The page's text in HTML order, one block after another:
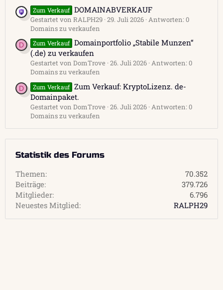
Zum Verkauf DOMAINABVERKAUF
Gestartet von RALPH29 29. Juli 2026 Antworten: 0
Domains zu verkaufen
D Zum Verkauf Domainportfolio „Stabile Munzen“
(.de) zu verkaufen
Gestartet von DomTrove 26. Juli 2026 Antworten: 0
Domains zu verkaufen
D Zum Verkauf Zum Verkauf: KryptoLizenz. de-
Domainpaket.
Gestartet von DomTrove 26. Juli 2026 Antworten: 0
Domains zu verkaufen
Statistik des Forums
Themen
70.352
Beiträge
379.726
Mitglieder
6.796
Neuestes Mitglied
RALPH29